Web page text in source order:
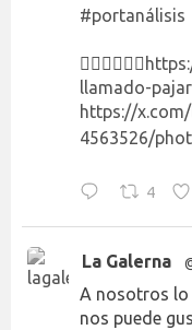
#portanálisis
👉🏻👉🏻👉🏻
llamado-
https://
4563526/
4
La Galerna
A nosotros lo
nos puede